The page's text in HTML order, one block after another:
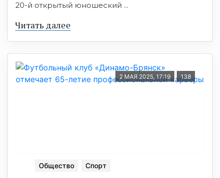
20-й открытый юношеский ...
Читать далее
2 МАЯ 2025, 17:19 138
Общество Спорт